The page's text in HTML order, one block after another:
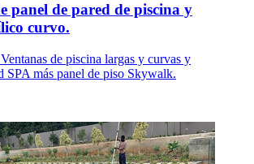
panel de pared de piscina y
curvo.
de piscina largas y curvas y
SPA más panel de piso Skywalk.